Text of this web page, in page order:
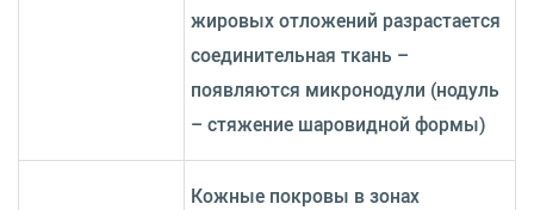
жировых отложений разрастается
соединительная ткань –
появляются микронодули (нодуль
– стяжение шаровидной формы)
Кожные покровы в зонах